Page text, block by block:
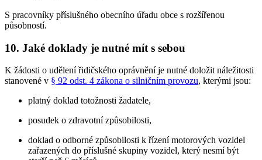
S pracovníky příslušného obecního úřadu obce s rozšířenou
působností.
10. Jaké doklady je nutné mít s sebou
K žádosti o udělení řidičského oprávnění je nutné doložit náležitosti
stanovené v § 92 odst. 4 zákona o silničním provozu, kterými jsou:
platný doklad totožnosti žadatele,
posudek o zdravotní způsobilosti,
doklad o odborné způsobilosti k řízení motorových vozidel
zařazených do příslušné skupiny vozidel, který nesmí být